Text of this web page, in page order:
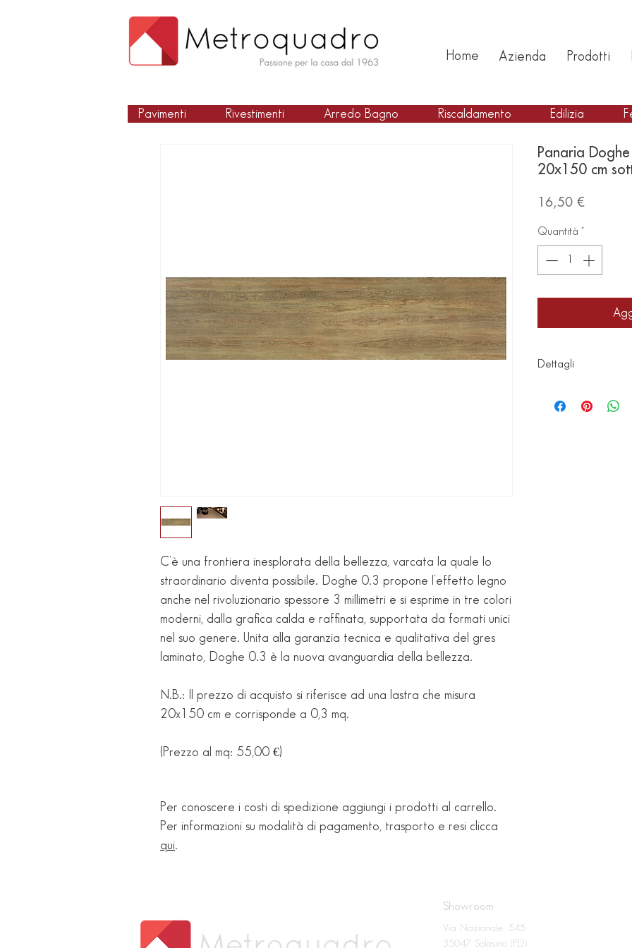
Home Azienda Prodotti
Pavimenti Rivestimenti Arredo Bagno Riscaldamento Edilizia
C’è una frontiera inesplorata della bellezza, varcata la quale lo
straordinario diventa possibile. Doghe 0.3 propone l’effetto legno
anche nel rivoluzionario spessore 3 millimetri e si esprime in tre colori
moderni, dalla grafica calda e raffinata, supportata da formati unici
nel suo genere. Unita alla garanzia tecnica e qualitativa del gres
laminato, Doghe 0.3 è la nuova avanguardia della bellezza.
N.B.: Il prezzo di acquisto si riferisce ad una lastra che misura
20x150 cm e corrisponde a 0,3 mq.
(Prezzo al mq: 55,00 €)
Panaria
20x150 cm
16,50 €Prezzo
Quantità *
Dettagli
spessore 3,5 mm
Per conoscere i costi di spedizione aggiungi i prodotti al carrello.
Per informazioni su modalità di pagamento, trasporto e resi clicca
qui.
Showroom
Via Nazionale, 545
35047 Solesino (PD)